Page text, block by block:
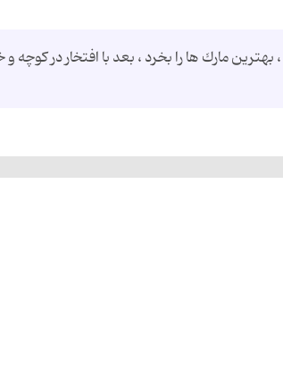
مارك ها را بخرد ، بعد با افتخار در كوچه و